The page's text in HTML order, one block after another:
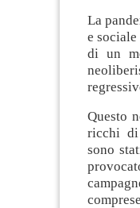
La
e
di un
Questo
ricchi di
sono